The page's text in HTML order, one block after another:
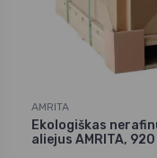
AMRITA
Ekologiškas
aliejus AMRITA,